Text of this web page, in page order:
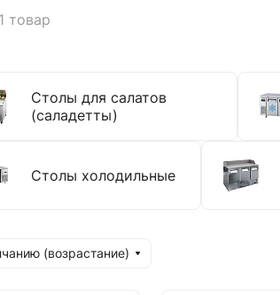
товар
Столы для салатов
(саладетты)
Столы холодильные
(возрастание)